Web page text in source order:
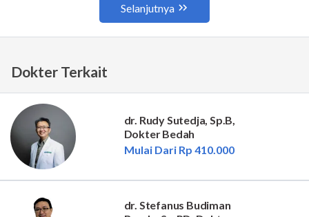
Dokter Terkait